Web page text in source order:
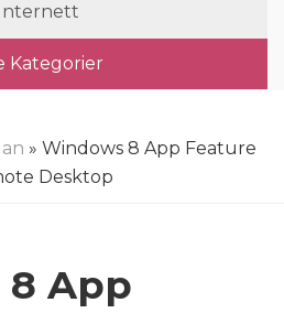
Kategorier
» Windows 8 App Feature
Desktop
App